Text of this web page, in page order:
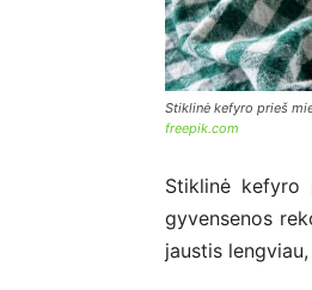
Stiklinė kefyro prieš
freepik.com
Stiklinė kefyro
gyvensenos
jaustis